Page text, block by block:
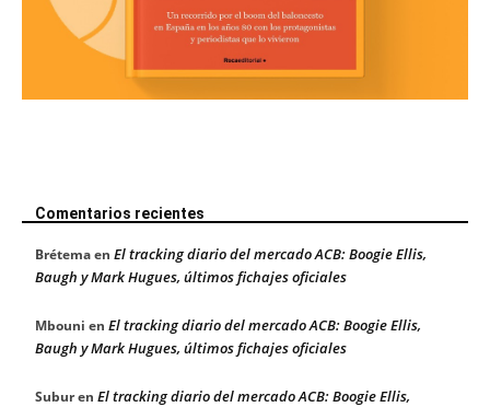
Comentarios recientes
Brétemaen El tracking diario del mercado ACB: Boogie Ellis,
Baugh y Mark Hugues, últimos fichajes oficiales
Mbouni en El tracking diario del mercado ACB: Boogie Ellis,
Baugh y Mark Hugues, últimos fichajes oficiales
Suburen El tracking diario del mercado ACB: Boogie Ellis,